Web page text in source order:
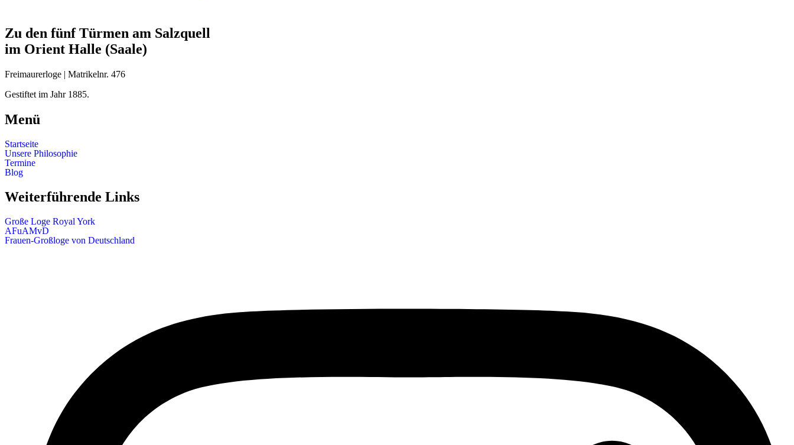
Zu den fünf Türmen am Salzquell
im Orient Halle (Saale)
Freimaurerloge | Matrikelnr. 476
Gestiftet im Jahr 1885.
Menü
Startseite
Unsere Philosophie
Termine
Blog
Weiterführende Links
Große Loge Royal York
AFuAMvD
Frauen-Großloge von Deutschland